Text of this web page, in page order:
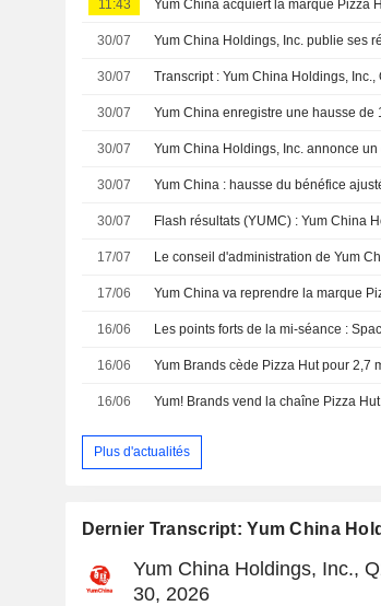
11:43
30/07
30/07 Transcript : Yum China Holdings,
30/07
30/07
30/07
30/07
17/07
17/06 Yum China va reprendre la marque
16/06
16/06 Yum Brands cède Pizza Hut pour 2,7
16/06 Yum! Brands vend la chaîne Pizza
Plus d'actualités
Dernier Transcript: Yum China
Yum China Holdings, Inc.,
30, 2026